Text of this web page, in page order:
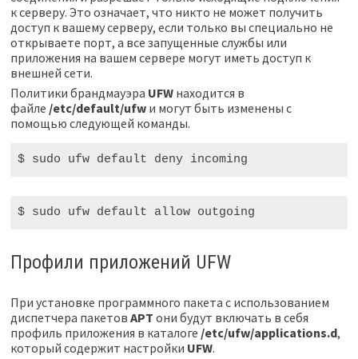
к серверу. Это означает, что никто не может получить
доступ к вашему серверу, если только вы специально не
открываете порт, а все запущенные службы или
приложения на вашем сервере могут иметь доступ к
внешней сети.
Политики брандмауэра UFWнаходится в
файле /etc/default/ufwи могут быть изменены с
помощью следующей команды.
$ sudo ufw default deny incoming
$ sudo ufw default allow outgoing
Профили приложений UFW
При установке программного пакета с использованием
диспетчера пакетов APT они будут включать в себя
профиль приложения в каталоге /etc/ufw/applications.d,
который содержит настройки UFW.